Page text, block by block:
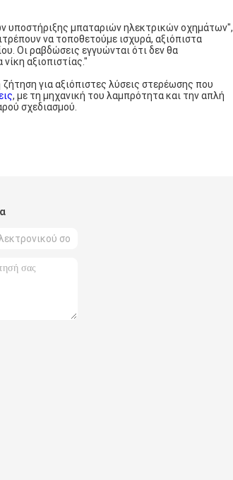
υποστήριξης μπαταριών ηλεκτρικών οχημάτων",
να τοποθετούμε ισχυρά, αξιόπιστα
Οι ραβδώσεις εγγυώνται ότι δεν θα
αξιοπιστίας."
για αξιόπιστες λύσεις στερέωσης που
, με τη μηχανική του λαμπρότητα και την απλή
σχεδιασμού.